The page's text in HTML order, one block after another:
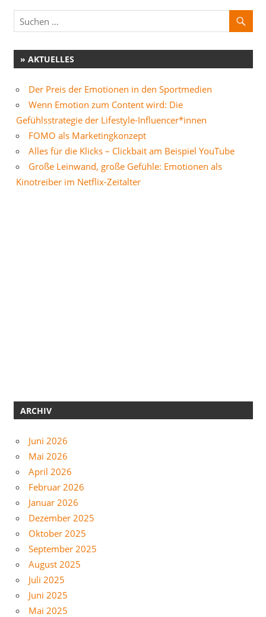
» AKTUELLES
Der Preis der Emotionen in den Sportmedien
Wenn Emotion zum Content wird: Die
Gefühlsstrategie der Lifestyle-Influencer*innen
FOMO als Marketingkonzept
Alles für die Klicks – Clickbait am Beispiel YouTube
Große Leinwand, große Gefühle: Emotionen als
Kinotreiber im Netflix-Zeitalter
ARCHIV
Juni 2026
Mai 2026
April 2026
Februar 2026
Januar 2026
Dezember 2025
Oktober 2025
September 2025
August 2025
Juli 2025
Juni 2025
Mai 2025